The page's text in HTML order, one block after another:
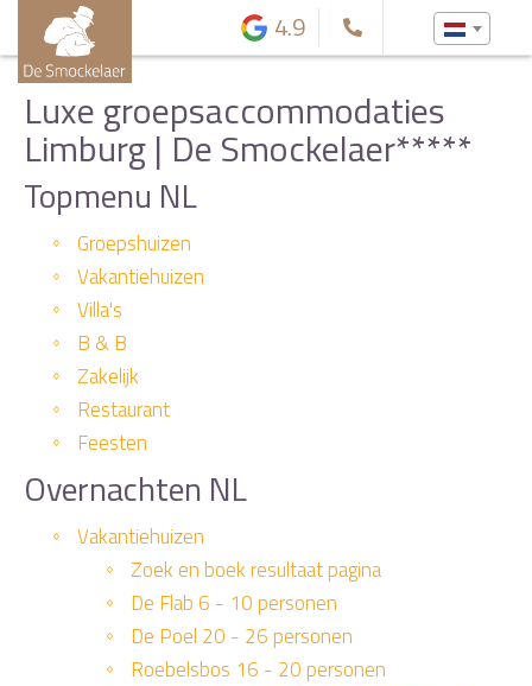
4.9
Luxe groepsaccommodaties
Limburg | De Smockelaer*****
Topmenu NL
Groepshuizen
Vakantiehuizen
Villa's
B & B
Zakelijk
Restaurant
Feesten
Overnachten NL
Vakantiehuizen
Zoek en boek resultaat pagina
De Flab 6 - 10 personen
De Poel 20 - 26 personen
Roebelsbos 16 - 20 personen